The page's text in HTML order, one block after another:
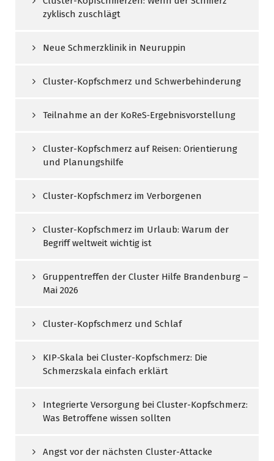
zyklisch zuschlägt
Neue Schmerzklinik in Neuruppin
Cluster-Kopfschmerz und Schwerbehinderung
Teilnahme an der KoReS‑Ergebnisvorstellung
Cluster-Kopfschmerz auf Reisen: Orientierung
und Planungshilfe
Cluster-Kopfschmerz im Verborgenen
Cluster-Kopfschmerz im Urlaub: Warum der
Begriff weltweit wichtig ist
Gruppentreffen der Cluster Hilfe Brandenburg –
Mai 2026
Cluster-Kopfschmerz und Schlaf
KIP-Skala bei Cluster-Kopfschmerz: Die
Schmerzskala einfach erklärt
Integrierte Versorgung bei Cluster-Kopfschmerz:
Was Betroffene wissen sollten
Angst vor der nächsten Cluster-Attacke